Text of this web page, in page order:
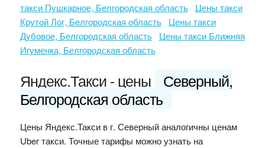
такси Пушкарное, Белгородская область
Цены такси
Крутой Лог, Белгородская область
Цены такси
Дубовое, Белгородская область
Цены такси Ближняя
Игуменка, Белгородская область
Яндекс.Такси - цены
Северный,
Белгородская область
Цены Яндекс.Такси в г. Северный аналогичны ценам
Uber такси. Точные тарифы можно узнать на